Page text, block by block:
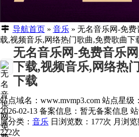
导航首页» 音乐» 无名音乐网-免费
载,视频音乐,网络热门歌曲,免费歌曲下
无名音乐网-免费音乐
下载,视频音乐,网络热
下载
站点域名：www.mvmp3.com 站点星级：
2026-02-13 备案信息： 暂无备案信息
属分类： 音乐 日浏览数：177次 月浏
222次